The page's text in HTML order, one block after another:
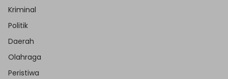
Kriminal
Politik
Daerah
Olahraga
Peristiwa